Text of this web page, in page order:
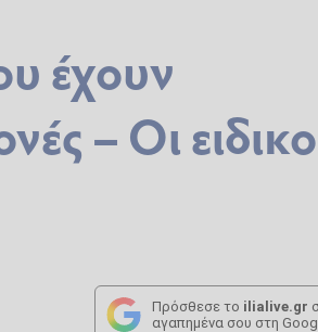
έχουν
– Οι
Πρόσθεσε το ilialive.gr
αγαπημένα σου στη